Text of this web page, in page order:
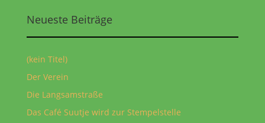
Neueste Beiträge
(kein Titel)
Der Verein
Die Langsamstraße
Das Café Suutje wird zur Stempelstelle